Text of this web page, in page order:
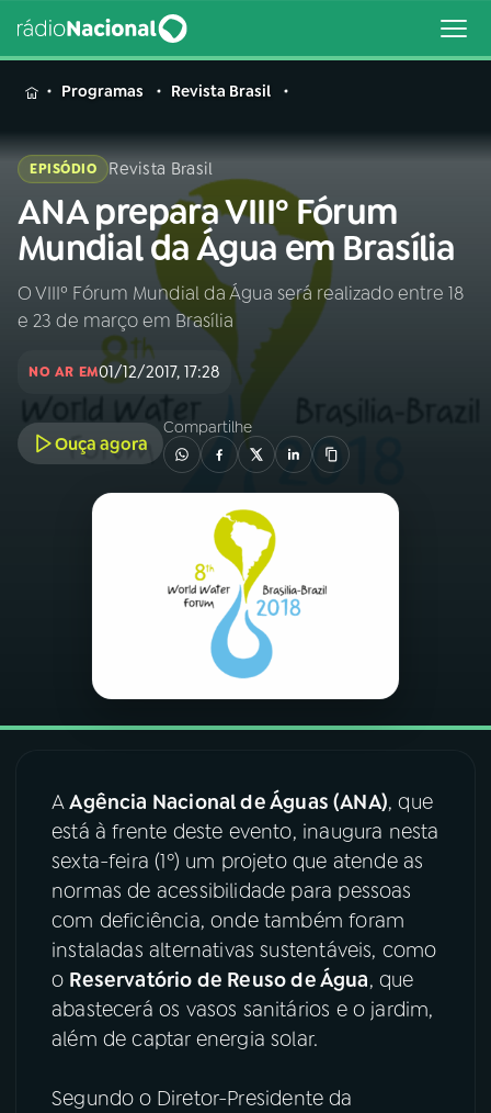
MENU
Buscar
na
Rádio
Nacional
Buscar
AO VIVO
01INÍCIO
PODCASTS
07ÚLTIMAS
ACOMPANHE A RÁDIO NACIONAL
Programas Revista Brasil
EPISÓDIO Revista Brasil
ANA prepara VIIIº Fórum
Mundial da Água em Brasília
O VIIIº Fórum Mundial da Água será realizado entre 18
e 23 de março em Brasília
NO AR EM01/12/2017, 17:28
Ouça agora
Compartilhe
AAgência Nacional de Águas (ANA), que
está à frente deste evento, inaugura nesta
sexta-feira (1º) um projeto que atende as
normas de acessibilidade para pessoas
com deficiência, onde também foram
instaladas alternativas sustentáveis, como
o Reservatório de Reuso de Água, que
abastecerá os vasos sanitários e o jardim,
além de captar energia solar.
Segundo o Diretor-Presidente da